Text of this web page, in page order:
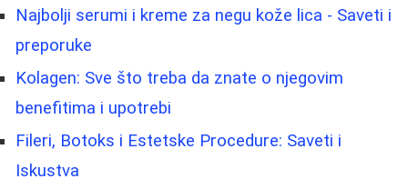
Najbolji serumi i kreme za negu kože lica - Saveti i
preporuke
Kolagen: Sve što treba da znate o njegovim
benefitima i upotrebi
Fileri, Botoks i Estetske Procedure: Saveti i
Iskustva